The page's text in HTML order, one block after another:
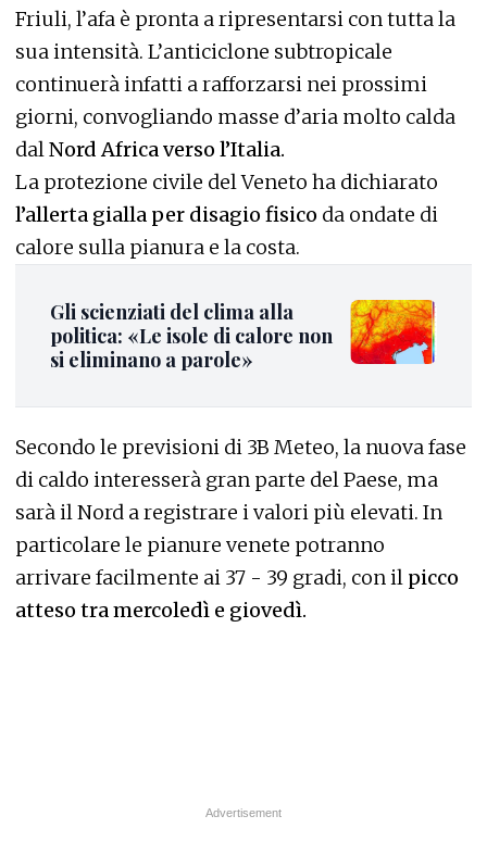
Friuli, l’afa è pronta a ripresentarsi con tutta la
sua intensità. L’anticiclone subtropicale
continuerà infatti a rafforzarsi nei prossimi
giorni, convogliando masse d’aria molto calda
dal Nord Africa verso l’Italia.
La protezione civile del Veneto ha dichiarato
l’allerta gialla per disagio fisico da ondate di
calore sulla pianura e la costa.
Gli scienziati del clima alla
politica: «Le isole di calore non
si eliminano a parole»
Secondo le previsioni di 3B Meteo, la nuova fase
di caldo interesserà gran parte del Paese, ma
sarà il Nord a registrare i valori più elevati. In
particolare le pianure venete potranno
arrivare facilmente ai 37 - 39 gradi, con il picco
atteso tra mercoledì e giovedì.